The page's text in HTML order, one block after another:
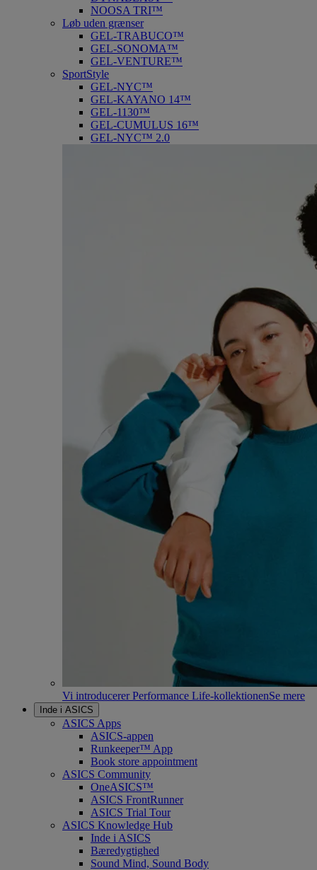
NOOSA TRI™
Løb uden grænser
GEL-TRABUCO™
GEL-SONOMA™
GEL-VENTURE™
SportStyle
GEL-NYC™
GEL-KAYANO 14™
GEL-1130™
GEL-CUMULUS 16™
GEL-NYC™ 2.0
Vi introducerer Performance Life-kollektionenSe mere
Inde i ASICS
ASICS Apps
ASICS-appen
Runkeeper™ App
Book store appointment
ASICS Community
OneASICS™
ASICS FrontRunner
ASICS Trial Tour
ASICS Knowledge Hub
Inde i ASICS
Bæredygtighed
Sound Mind, Sound Body